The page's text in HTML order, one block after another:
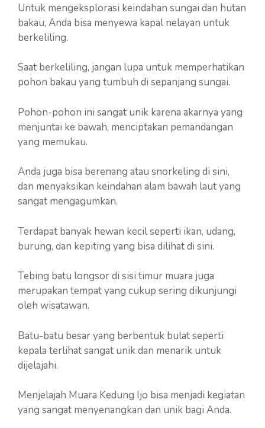
Untuk mengeksplorasi keindahan sungai dan hutan
bakau, Anda bisa menyewa kapal nelayan untuk
berkeliling.
Saat berkeliling, jangan lupa untuk memperhatikan
pohon bakau yang tumbuh di sepanjang sungai.
Pohon-pohon ini sangat unik karena akarnya yang
menjuntai ke bawah, menciptakan pemandangan
yang memukau.
Anda juga bisa berenang atau snorkeling di sini,
dan menyaksikan keindahan alam bawah laut yang
sangat mengagumkan.
Terdapat banyak hewan kecil seperti ikan, udang,
burung, dan kepiting yang bisa dilihat di sini.
Tebing batu longsor di sisi timur muara juga
merupakan tempat yang cukup sering dikunjungi
oleh wisatawan.
Batu-batu besar yang berbentuk bulat seperti
kepala terlihat sangat unik dan menarik untuk
dijelajahi.
Menjelajah Muara Kedung Ijo bisa menjadi kegiatan
yang sangat menyenangkan dan unik bagi Anda.